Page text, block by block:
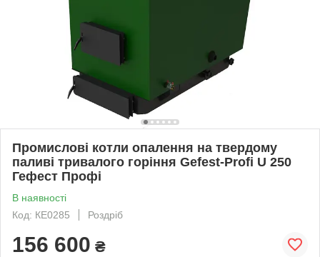
Промислові котли опалення на твердому
паливі тривалого горіння Gefest-Profi U 250
Гефест Профі
В наявності
Код: КЕ0285
Роздріб
156 600 ₴